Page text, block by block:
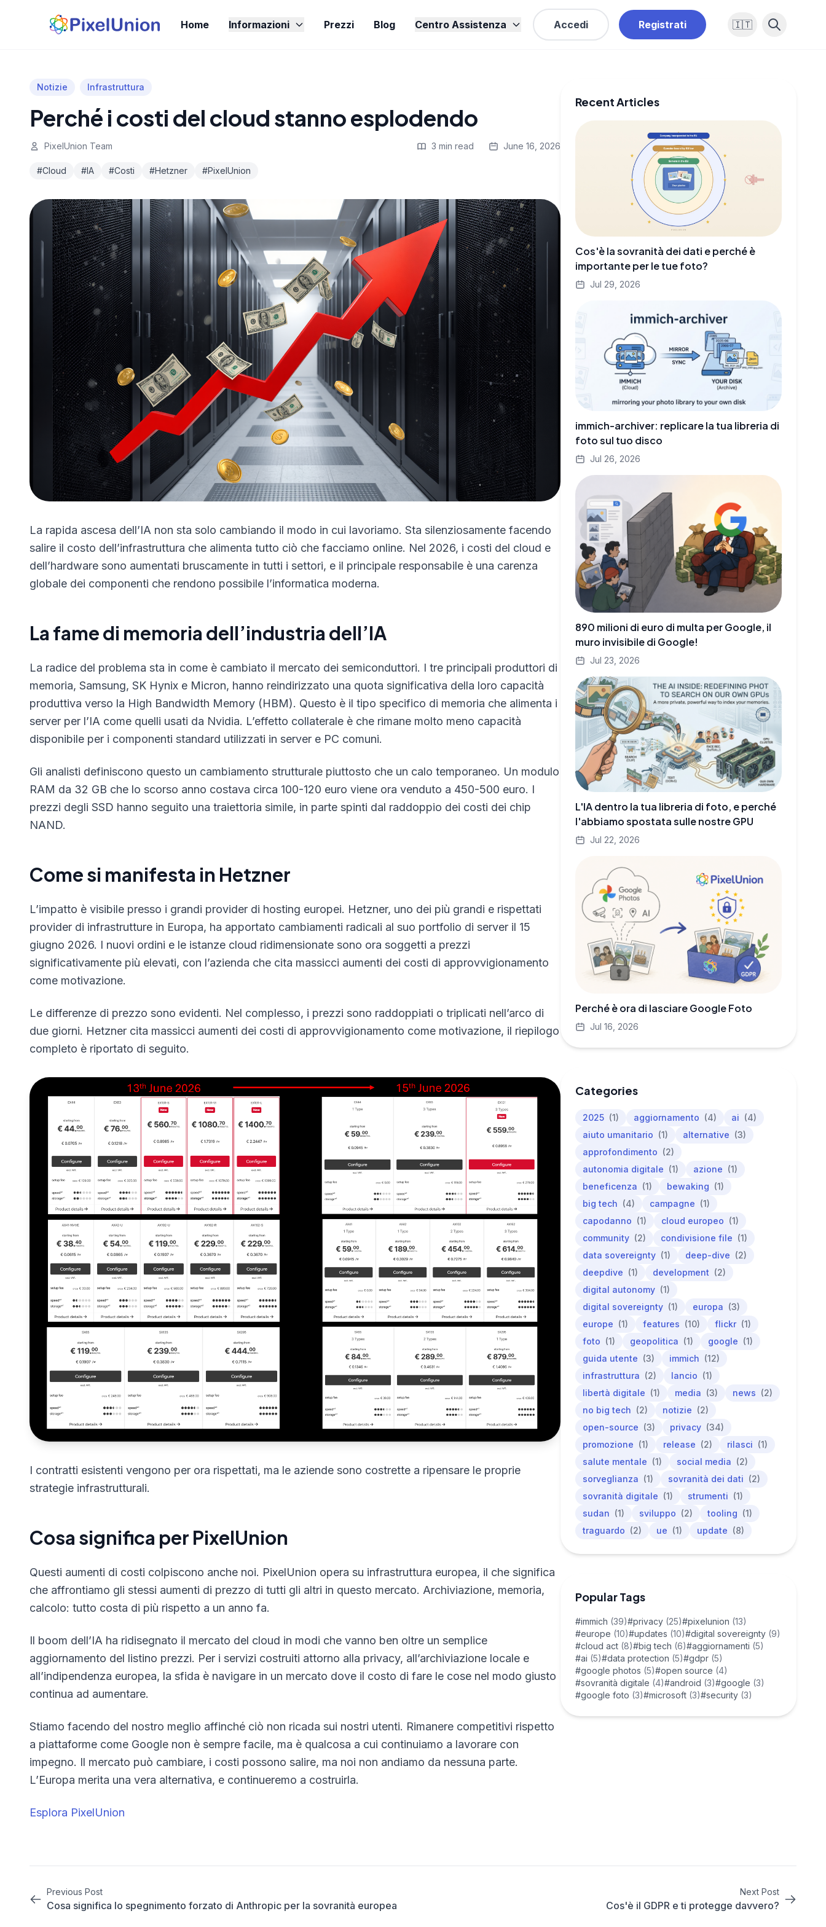
Home Informazioni Prezzi Blog Centro Assistenza Accedi Registrati 🇮🇹
Notizie Infrastruttura
Perché i costi del cloud stanno esplodendo
PixelUnion Team 3 min read June 16, 2026
#Cloud #IA #Costi #Hetzner #PixelUnion
La rapida ascesa dell’IA non sta solo cambiando il modo in cui lavoriamo. Sta silenziosamente facendo
salire il costo dell’infrastruttura che alimenta tutto ciò che facciamo online. Nel 2026, i costi del cloud e
dell’hardware sono aumentati bruscamente in tutti i settori, e il principale responsabile è una carenza
globale dei componenti che rendono possibile l’informatica moderna.
La fame di memoria dell’industria dell’IA
La radice del problema sta in come è cambiato il mercato dei semiconduttori. I tre principali produttori di
memoria, Samsung, SK Hynix e Micron, hanno reindirizzato una quota significativa della loro capacità
produttiva verso la High Bandwidth Memory (HBM). Questo è il tipo specifico di memoria che alimenta i
server per l’IA come quelli usati da Nvidia. L’effetto collaterale è che rimane molto meno capacità
disponibile per i componenti standard utilizzati in server e PC comuni.
Gli analisti definiscono questo un cambiamento strutturale piuttosto che un calo temporaneo. Un modulo
RAM da 32 GB che lo scorso anno costava circa 100-120 euro viene ora venduto a 450-500 euro. I
prezzi degli SSD hanno seguito una traiettoria simile, in parte spinti dal raddoppio dei costi dei chip
NAND.
Come si manifesta in Hetzner
L’impatto è visibile presso i grandi provider di hosting europei. Hetzner, uno dei più grandi e rispettati
provider di infrastrutture in Europa, ha apportato cambiamenti radicali al suo portfolio di server il 15
giugno 2026. I nuovi ordini e le istanze cloud ridimensionate sono ora soggetti a prezzi
significativamente più elevati, con l’azienda che cita massicci aumenti dei costi di approvvigionamento
come motivazione.
Le differenze di prezzo sono evidenti. Nel complesso, i prezzi sono raddoppiati o triplicati nell’arco di
due giorni. Hetzner cita massicci aumenti dei costi di approvvigionamento come motivazione, il riepilogo
completo è riportato di seguito.
I contratti esistenti vengono per ora rispettati, ma le aziende sono costrette a ripensare le proprie
strategie infrastrutturali.
Cosa significa per PixelUnion
Questi aumenti di costi colpiscono anche noi. PixelUnion opera su infrastruttura europea, il che significa
che affrontiamo gli stessi aumenti di prezzo di tutti gli altri in questo mercato. Archiviazione, memoria,
calcolo: tutto costa di più rispetto a un anno fa.
Il boom dell’IA ha ridisegnato il mercato del cloud in modi che vanno ben oltre un semplice
aggiornamento del listino prezzi. Per i servizi costruiti attorno alla privacy, all’archiviazione locale e
all’indipendenza europea, la sfida è navigare in un mercato dove il costo di fare le cose nel modo giusto
continua ad aumentare.
Stiamo facendo del nostro meglio affinché ciò non ricada sui nostri utenti. Rimanere competitivi rispetto
a piattaforme come Google non è sempre facile, ma è qualcosa a cui continuiamo a lavorare con
impegno. Il mercato può cambiare, i costi possono salire, ma noi non andiamo da nessuna parte.
L’Europa merita una vera alternativa, e continueremo a costruirla.
Esplora PixelUnion
Recent Articles
Cos'è la sovranità dei dati e perché è
importante per le tue foto?
Jul 29, 2026
immich-archiver: replicare la tua libreria di
foto sul tuo disco
Jul 26, 2026
890 milioni di euro di multa per Google, il
muro invisibile di Google!
Jul 23, 2026
L'IA dentro la tua libreria di foto, e perché
l'abbiamo spostata sulle nostre GPU
Jul 22, 2026
Perché è ora di lasciare Google Foto
Jul 16, 2026
Categories
2025 (1) aggiornamento (4) ai (4)
aiuto umanitario (1) alternative (3)
approfondimento (2)
autonomia digitale (1) azione (1)
beneficenza (1) bewaking (1)
big tech (4) campagne (1)
capodanno (1) cloud europeo (1)
community (2) condivisione file (1)
data sovereignty (1) deep-dive (2)
deepdive (1) development (2)
digital autonomy (1)
digital sovereignty (1) europa (3)
europe (1) features (10) flickr (1)
foto (1) geopolitica (1) google (1)
guida utente (3) immich (12)
infrastruttura (2) lancio (1)
libertà digitale (1) media (3) news (2)
no big tech (2) notizie (2)
open-source (3) privacy (34)
promozione (1) release (2) rilasci (1)
salute mentale (1) social media (2)
sorveglianza (1) sovranità dei dati (2)
sovranità digitale (1) strumenti (1)
sudan (1) sviluppo (2) tooling (1)
traguardo (2) ue (1) update (8)
Popular Tags
#immich (39)#privacy (25)#pixelunion (13)
#europe (10)#updates (10)#digital sovereignty (9)
#cloud act (8)#big tech (6)#aggiornamenti (5)
#ai (5)#data protection (5)#gdpr (5)
#google photos (5)#open source (4)
#sovranità digitale (4)#android (3)#google (3)
#google foto (3)#microsoft (3)#security (3)
Previous Post
Cosa significa lo spegnimento forzato di Anthropic per la sovranità europea
Next Post
Cos'è il GDPR e ti protegge davvero?